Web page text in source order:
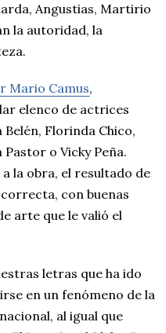
Angustias, Martirio
la autoridad, la
Mario Camus,
elenco de actrices
Florinda Chico,
o Vicky Peña.
la obra, el resultado de
con buenas
arte que le valió el
letras que ha ido
en un fenómeno de la
al igual que